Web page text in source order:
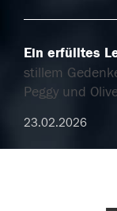
Ein erfülltes
stillem
Peggy und
23.02.2026